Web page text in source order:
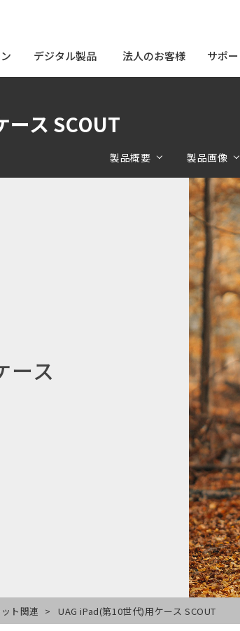
デジタル製品
デジタル製品 法人のお客様
法人のお客様 サポ
サポ
ス SCOUT
製品概要 製品画像
ース
ト関連 UAG iPad(第10世代)用ケース SCOUT